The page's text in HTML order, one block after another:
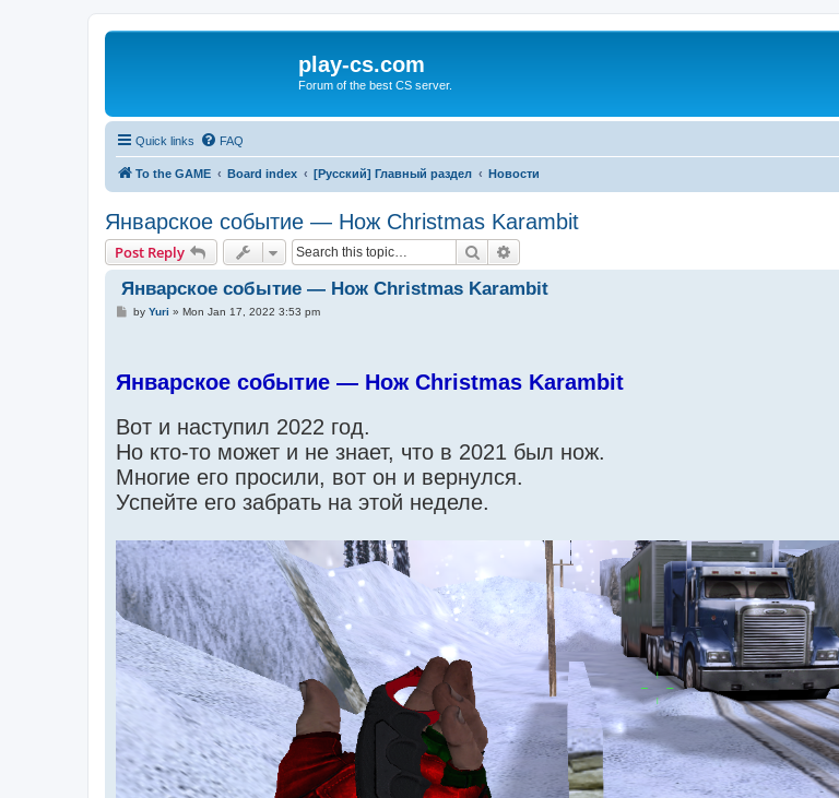
play-cs.com
Forum of the best CS server.
Quick links FAQ
To the GAME Board index [Русский] Главный раздел Новости
Январское событие — Нож Christmas Karambit
Post Reply Search
Январское событие — Нож Christmas Karambit
Pby Yuri » Mon Jan 17, 2022 3:53 pm
Январское событие — Нож Christmas Karambit
Вот и наступил 2022 год.
Но кто-то может и не знает, что в 2021 был нож.
Многие его просили, вот он и вернулся.
Успейте его забрать на этой неделе.